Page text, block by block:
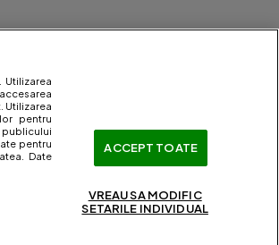
Utilizarea
Utilizarea
pentru
pentru
Date
ACCEPT TOATE
VREAU SA MODIFIC
SETARILE INDIVIDUAL